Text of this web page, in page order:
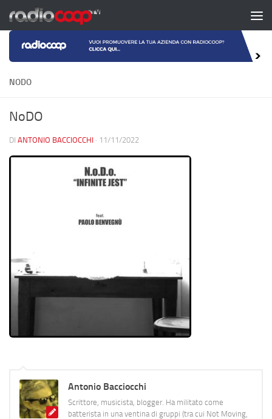
Salta al contenuto
NODO
NoDO
DI ANTONIO BACCIOCCHI · 11/11/2022
Antonio Bacciocchi
Scrittore, musicista, blogger. Ha militato come
batterista in una ventina di gruppi (tra cui Not Moving,